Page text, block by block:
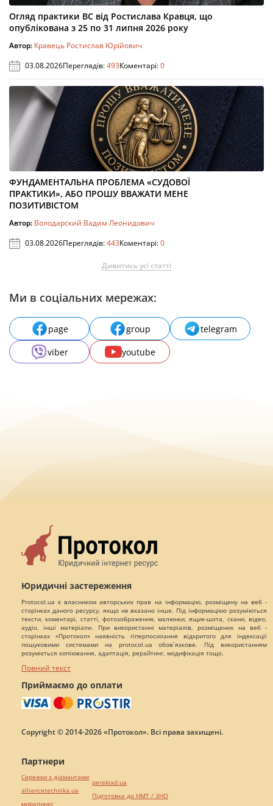
Огляд практики ВС від Ростислава Кравця, що
опублікована з 25 по 31 липня 2026 року
Автор: Кравець Ростислав Юрійович
03.08.2026Переглядів:493Коментарі:0
ФУНДАМЕНТАЛЬНА ПРОБЛЕМА «СУДОВОЇ
ПРАКТИКИ», АБО ПРОШУ ВВАЖАТИ МЕНЕ
ПОЗИТИВІСТОМ
Автор: Володарский Вадим Леонидович
03.08.2026Переглядів:443Коментарі:0
Дивитись усі статті
Ми в соціальних мережах:
page group
telegram
viber
youtube
Юридичні застереження
Protocol.ua є власником авторських прав на інформацію, розміщену на веб -
сторінках даного ресурсу, якщо не вказано інше. Під інформацією розуміються
тексти, коментарі, статті, фотозображення, малюнки, ящик-шота, скани, відео,
аудіо, інші матеріали. При використанні матеріалів, розміщених на веб -
сторінках «Протокол» наявність гіперпосилання відкритого для індексації
пошуковими системами на protocol.ua обов`язкове. Під використанням
розуміється копіювання, адаптація, рерайтинг, модифікація тощо.
Повний текст
Приймаємо до оплати
Copyright © 2014-2026 «Протокол». Всі права захищені.
Партнери
Сережки з діамантами
alliancetechnika.ua
миралинкс
pereklad.ua
Підготовка до НМТ / ЗНО